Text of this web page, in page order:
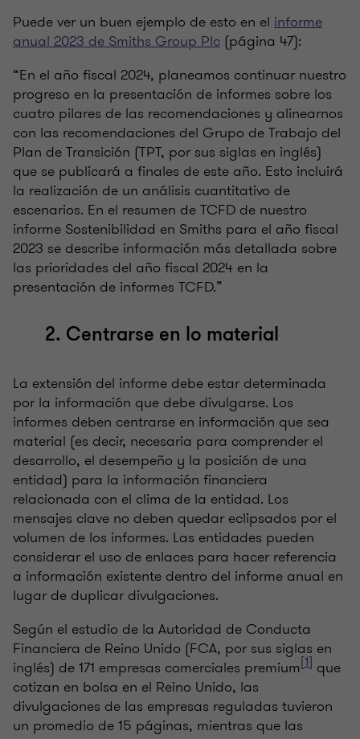
Puede ver un buen ejemplo de esto en el informe
anual 2023 de Smiths Group Plc (página 47):
“En el año fiscal 2024, planeamos continuar nuestro
progreso en la presentación de informes sobre los
cuatro pilares de las recomendaciones y alinearnos
con las recomendaciones del Grupo de Trabajo del
Plan de Transición (TPT, por sus siglas en inglés)
que se publicará a finales de este año. Esto incluirá
la realización de un análisis cuantitativo de
escenarios. En el resumen de TCFD de nuestro
informe Sostenibilidad en Smiths para el año fiscal
2023 se describe información más detallada sobre
las prioridades del año fiscal 2024 en la
presentación de informes TCFD.”
2. Centrarse en lo material
La extensión del informe debe estar determinada
por la información que debe divulgarse. Los
informes deben centrarse en información que sea
material (es decir, necesaria para comprender el
desarrollo, el desempeño y la posición de una
entidad) para la información financiera
relacionada con el clima de la entidad. Los
mensajes clave no deben quedar eclipsados ​​por el
volumen de los informes. Las entidades pueden
considerar el uso de enlaces para hacer referencia
a información existente dentro del informe anual en
lugar de duplicar divulgaciones.
Según el estudio de la Autoridad de Conducta
Financiera de Reino Unido (FCA, por sus siglas en
inglés) de 171 empresas comerciales premium[1] que
cotizan en bolsa en el Reino Unido, las
divulgaciones de las empresas reguladas tuvieron
un promedio de 15 páginas, mientras que las